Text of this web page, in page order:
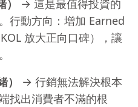
→ 這是最值得投資的
行動方向：增加 Earned
放大正向口碑），讓
→ 行銷無法解決根本
找出消費者不滿的根